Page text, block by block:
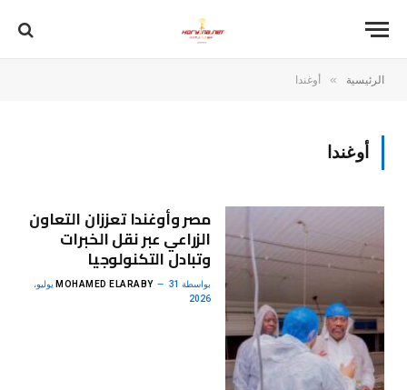
الرئيسية » أوغندا
أوغندا
مصر وأوغندا تعززان التعاون
الزراعي عبر نقل الخبرات
وتبادل التكنولوجيا
بواسطة MOHAMED ELARABY 31 يوليو،
2026